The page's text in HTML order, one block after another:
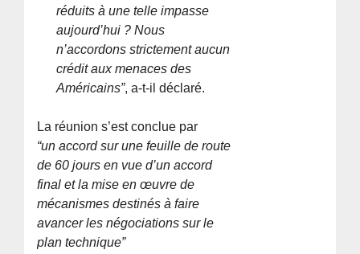
réduits à une telle impasse
aujourd’hui ? Nous
n’accordons strictement aucun
crédit aux menaces des
Américains”, a-t-il déclaré.
La réunion s’est conclue par
“un accord sur une feuille de route
de 60 jours en vue d’un accord
final et la mise en œuvre de
mécanismes destinés à faire
avancer les négociations sur le
plan technique”